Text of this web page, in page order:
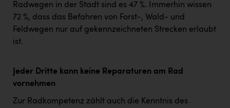
Radwegen in der Stadt sind es 47 %. Immerhin wissen
72 %, dass das Befahren von Forst-, Wald- und
Feldwegen nur auf gekennzeichneten Strecken erlaubt
ist.
Jeder Dritte kann keine Reparaturen am Rad
vornehmen
Zur Radkompetenz zählt auch die Kenntnis des